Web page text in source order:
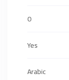
0
Yes
Arabic